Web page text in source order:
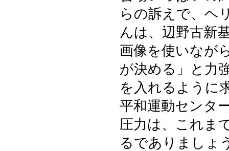
らの訴えで、ヘ
んは、辺野古新
画像を使いなが
が決める」と力
を入れるように
平和運動センタ
圧力は、これま
るでありましょ